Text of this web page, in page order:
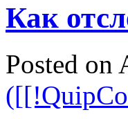
Как
Posted on